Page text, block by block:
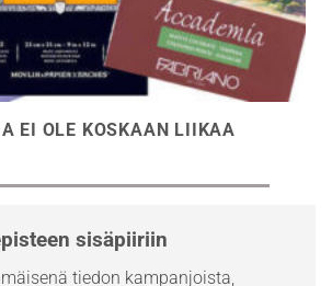
EI OLE KOSKAAN LIIKAA
sisäpiiriin
tiedon kampanjoista,